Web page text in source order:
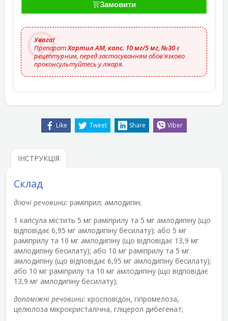
Замовити
Увага!
ПрепаратХартил АМ, капс. 10 мг/5 мг, №30є
рецептурним, перед застосуванням обов'язково
проконсультуйтесь у лікаря.
Like Tweet Share Viber
ІНСТРУКЦІЯ
Склад
діючі речовини: раміприл; амлодипін;
1 капсула містить 5 мг раміприлу та 5 мг амлодипіну (що
відповідає 6,95 мг амлодипіну бесилату); або 5 мг
раміприлу та 10 мг амлодипіну (що відповідає 13,9 мг
амлодипіну бесилату); або 10 мг раміприлу та 5 мг
амлодипіну (що відповідає 6,95 мг амлодипіну бесилату);
або 10 мг раміприлу та 10 мг амлодипіну (що відповідає
13,9 мг амлодипіну бесилату);
допоміжні речовини: кросповідон, гіпромелоза,
целюлоза мікрокристалічна, гліцерол дибегенат;